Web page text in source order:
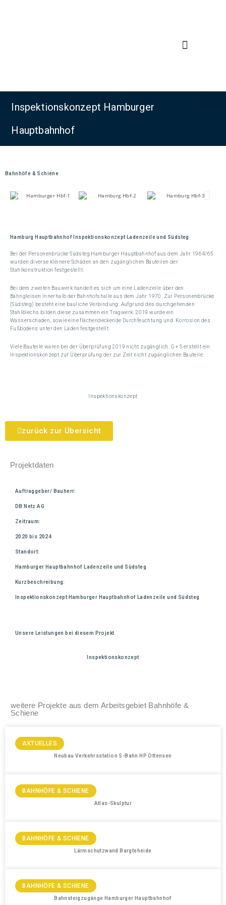
Inspektionskonzept Hamburger
Hauptbahnhof
Bahnhöfe & Schiene
Hamburg Hauptbahnhof Inspektionskonzept Ladenzeile und Südsteg
Bei der Personenbrücke Südsteg Hamburger Hauptbahnhof aus dem Jahr 1964/65
wurden diverse kleinere Schäden an den zugänglichen Bauteilen der
Stahlkonstruktion festgestellt.
Bei dem zweiten Bauwerk handelt es sich um eine Ladenzeile über den
Bahngleisen innerhalb der Bahnhofshalle aus dem Jahr 1970. Zur Personenbrücke
(Südsteg) besteht eine bauliche Verbindung. Aufgrund des durchgehenden
Stahlblechs bilden diese zusammen ein Tragwerk. 2019 wurde ein
Wasserschaden, sowie eine flächendeckende Durchfeuchtung und Korrosion des
Fußbodens unter den Läden festgestellt.
Viele Bauteile waren bei der Überprüfung 2019 nicht zugänglich. G + S erstellt ein
Inspektionskonzept zur Überprüfung der zur Zeit nicht zugänglichen Bauteile.
Inspektionskonzept
zurück zur Übersicht
Projektdaten
Auftraggeber/ Bauherr:
DB Netz AG
Zeitraum:
2020 bis 2024
Standort:
Hamburger Hauptbahnhof Ladenzeile und Südsteg
Kurzbeschreibung:
Inspektionskonzept Hamburger Hauptbahnhof Ladenzeile und Südsteg
Unsere Leistungen bei diesem Projekt
Inspektionskonzept
weitere Projekte aus dem Arbeitsgebiet Bahnhöfe &
Schiene
AKTUELLES
Neubau Verkehrsstation S-Bahn HP Ottensen
BAHNHÖFE & SCHIENE
Atlas-Skulptur
BAHNHÖFE & SCHIENE
Lärmschutzwand Bargteheide
BAHNHÖFE & SCHIENE
Bahnsteigzugänge Hamburger Hauptbahnhof